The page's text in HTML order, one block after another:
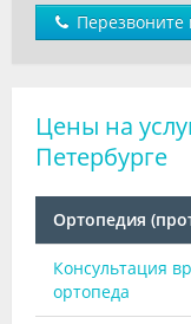
Перезвоните
Цены на
Петербурге
Ортопедия
Консультация
ортопеда